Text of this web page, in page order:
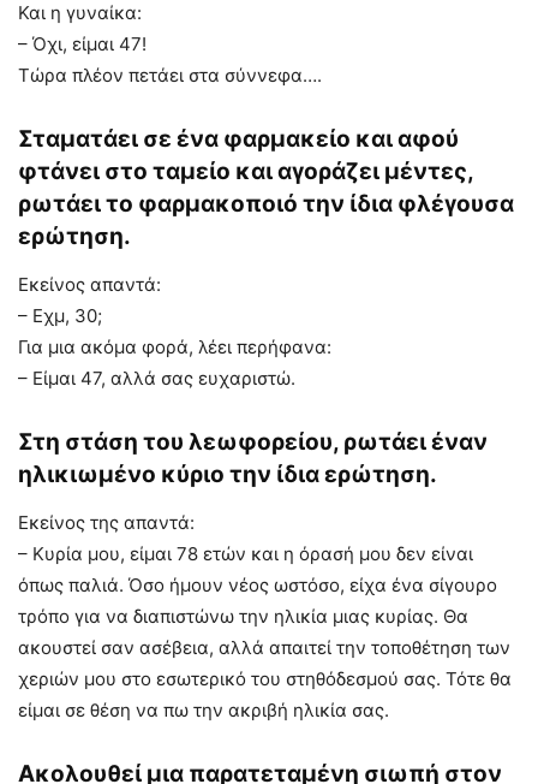
Και η γυναίκα:
– Όχι, είμαι 47!
Τώρα πλέον πετάει στα σύννεφα….
Σταματάει σε ένα φαρμακείο και αφού
φτάνει στο ταμείο και αγοράζει μέντες,
ρωτάει το φαρμακοποιό την ίδια φλέγουσα
ερώτηση.
Εκείνος απαντά:
– Εχμ, 30;
Για μια ακόμα φορά, λέει περήφανα:
– Είμαι 47, αλλά σας ευχαριστώ.
Στη στάση του λεωφορείου, ρωτάει έναν
ηλικιωμένο κύριο την ίδια ερώτηση.
Εκείνος της απαντά:
– Κυρία μου, είμαι 78 ετών και η όρασή μου δεν είναι
όπως παλιά. Όσο ήμουν νέος ωστόσο, είχα ένα σίγουρο
τρόπο για να διαπιστώνω την ηλικία μιας κυρίας. Θα
ακουστεί σαν ασέβεια, αλλά απαιτεί την τοποθέτηση των
χεριών μου στο εσωτερικό του στηθόδεσμού σας. Τότε θα
είμαι σε θέση να πω την ακριβή ηλικία σας.
Ακολουθεί μια παρατεταμένη σιωπή στον